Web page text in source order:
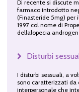
Di recente si discute
farmaco introdotto
(Finasteride 5mg)
1997 col nome di
dellalopecia
Disturbi
I disturbi sessuali, a
sono caratterizzati da
interpersonale che